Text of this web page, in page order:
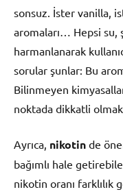
sonsuz. İster vanilla,
aromaları… Hepsi su,
harmanlanarak
sorular şunlar: Bu
Bilinmeyen
noktada dikkatli
Ayrıca, nikotin de
bağımlı hale
nikotin oranı